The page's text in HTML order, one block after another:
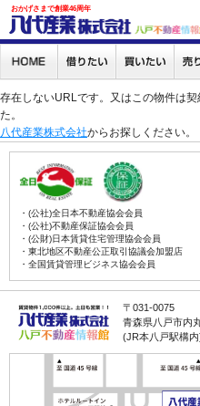
おかげさまで創業46周年
存在しないURLです。又はこの物件は
た。
八代産業株式会社からお探しください。
・(公社)全日本不動産協会会員
・(公社)不動産保証協会会員
・(公財)日本賃貸住宅管理協会会員
・東北地区不動産公正取引協議会加盟店
・全国賃貸管理ビジネス協会会員
〒031-0075
青森県八戸市内
(JR本八戸駅構内